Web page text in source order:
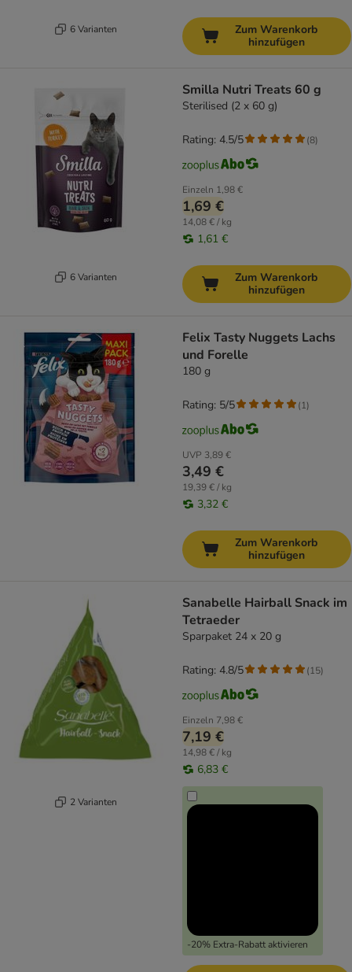
6 Varianten
Zum Warenkorb
hinzufügen
6 Varianten
Smilla Nutri Treats 60 g
Sterilised (2 x 60 g)
Einzeln 1,98 €
1,69 €
14,08 € / kg
1,61 €
Rating: 4.5/5 (8)
Zum Warenkorb
hinzufügen
Felix Tasty Nuggets Lachs
und Forelle
180 g
UVP 3,89 €
3,49 €
19,39 € / kg
3,32 €
Rating: 5/5 (1)
Zum Warenkorb
hinzufügen
2 Varianten
Sanabelle Hairball Snack im
Tetraeder
Sparpaket 24 x 20 g
Einzeln 7,98 €
7,19 €
14,98 € / kg
6,83 €
-20% Extra-Rabatt aktivieren
Rating: 4.8/5 (15)